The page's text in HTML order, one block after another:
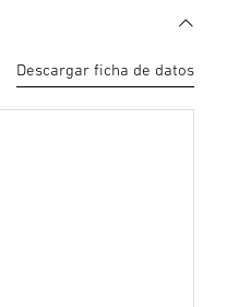
Descargar ficha de datos